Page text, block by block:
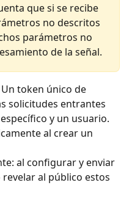
que si se recibe
no descritos
parámetros no
de la señal.
token único de
solicitudes entrantes
y un usuario.
al crear un
al configurar y enviar
al público estos